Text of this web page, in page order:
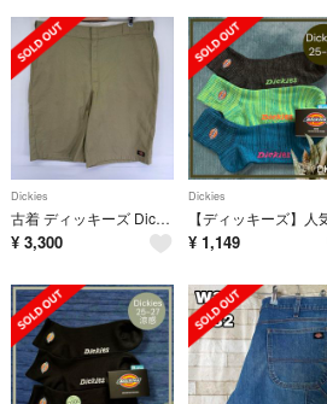
Dickies
古着 ディッキーズ Dickies パンツ ハーフパンツ ワンポイントロゴ ショーツ ジッパーフライ 半ズボン ワーク w42 ベージュ系 メンズ
¥ 3,300
Dickies
¥ 1,149